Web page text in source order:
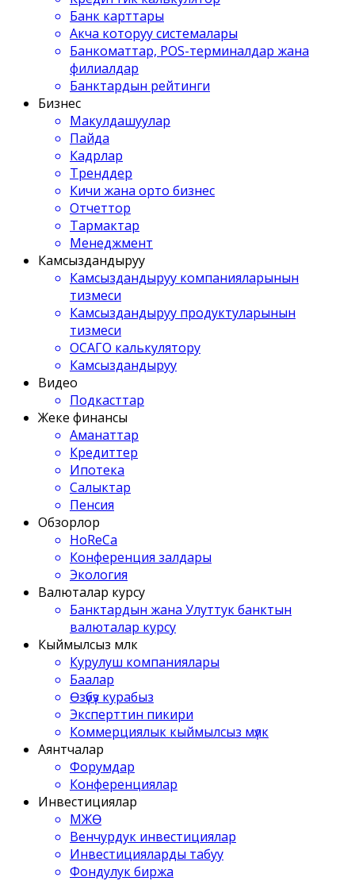
Банк карттары
Акча которуу системалары
Банкоматтар, POS-терминалдар жана
филиалдар
Банктардын рейтинги
Бизнес
Макулдашуулар
Пайда
Кадрлар
Тренддер
Кичи жана орто бизнес
Отчеттор
Тармактар
Менеджмент
Камсыздандыруу
Камсыздандыруу компанияларынын
тизмеси
Камсыздандыруу продуктуларынын
тизмеси
ОСАГО калькулятору
Камсыздандыруу
Видео
Подкасттар
Жеке финансы
Аманаттар
Кредиттер
Ипотека
Салыктар
Пенсия
Обзорлор
HoReCa
Конференция залдары
Экология
Валюталар курсу
Банктардын жана Улуттук банктын
валюталар курсу
Кыймылсыз мүлк
Курулуш компаниялары
Баалар
Өзүбүз курабыз
Эксперттин пикири
Коммерциялык кыймылсыз мүлк
Аянтчалар
Форумдар
Конференциялар
Инвестициялар
МЖӨ
Венчурдук инвестициялар
Инвестицияларды табуу
Фондулук биржа